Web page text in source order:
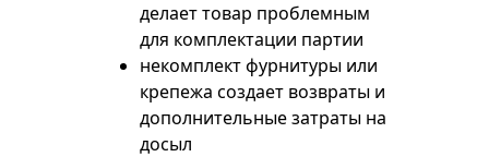
делает товар проблемным
для комплектации партии
некомплект фурнитуры или
крепежа создает возвраты и
дополнительные затраты на
досыл